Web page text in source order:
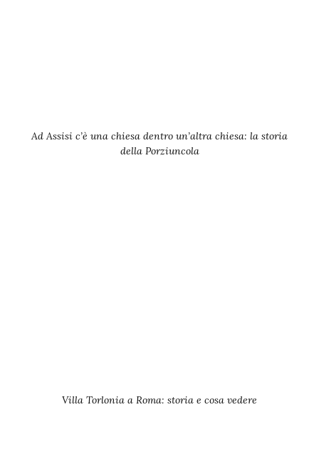
Ad Assisi c’è una chiesa dentro un’altra chiesa: la storia
della Porziuncola
Villa Torlonia a Roma: storia e cosa vedere